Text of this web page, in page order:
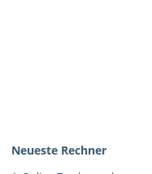
Neueste Rechner